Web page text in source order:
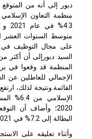
دبور إلى أنه من المتوقع
منظمة التعاون الإسلامي
على مجال التوظيف في
القائمة.ونتيجة لذلك،
2020؛ وأضاف أن
البطالة إلى 7.2% في 2021 قبل أن يتراجع إلى 6.7% في 2022.
وأثناء تعليقه على